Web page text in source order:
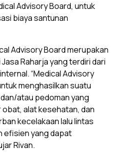
Advisory Board, untuk
biaya santunan
Advisory Board merupakan
Raharja yang terdiri dari
“Medical Advisory
menghasilkan suatu
atau pedoman yang
alat kesehatan, dan
kecelakaan lalu lintas
efisien yang dapat
Rivan.